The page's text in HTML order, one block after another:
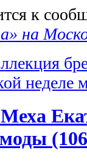
к
на
неделе